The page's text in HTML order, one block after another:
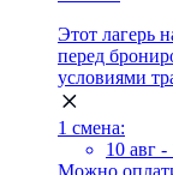
Этот лагерь
перед
условиями
1 смена:
10 авг
Можно